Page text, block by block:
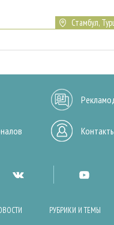
Стамбул,
РУБРИКИ И ТЕМЫ